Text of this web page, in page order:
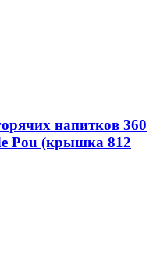
напитков 360
Pou (крышка 812